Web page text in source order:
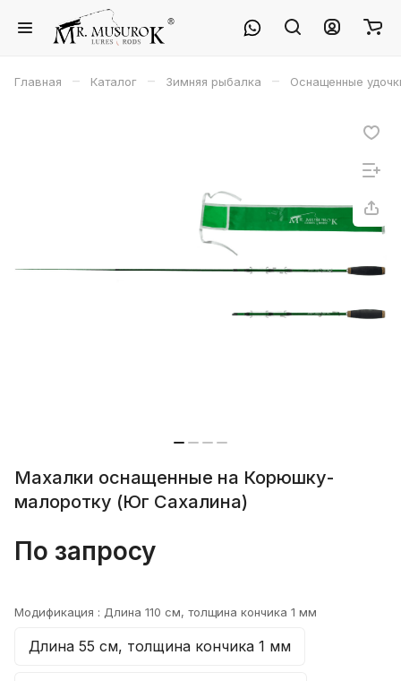
Главная – Каталог – Зимняя рыбалка – Оснащенные
Махалки оснащенные на Корюшку-
малоротку (Юг Сахалина)
По запросу
Модификация : Длина 110 см, толщина кончика 1 мм
Длина 55 см, толщина кончика 1 мм